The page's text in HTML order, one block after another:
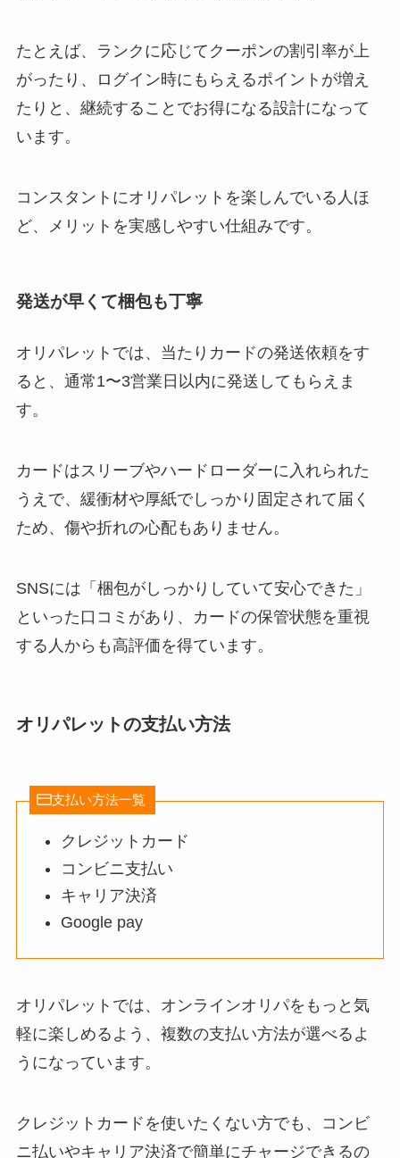
たとえば、ランクに応じてクーポンの割引率が上
がったり、ログイン時にもらえるポイントが増え
たりと、継続することでお得になる設計になって
います。
コンスタントにオリパレットを楽しんでいる人ほ
ど、メリットを実感しやすい仕組みです。
発送が早くて梱包も丁寧
オリパレットでは、当たりカードの発送依頼をす
ると、通常1〜3営業日以内に発送してもらえま
す。
カードはスリーブやハードローダーに入れられた
うえで、緩衝材や厚紙でしっかり固定されて届く
ため、傷や折れの心配もありません。
SNSには「梱包がしっかりしていて安心できた」
といった口コミがあり、カードの保管状態を重視
する人からも高評価を得ています。
オリパレットの支払い方法
支払い方法一覧
クレジットカード
コンビニ支払い
キャリア決済
Google pay
オリパレットでは、オンラインオリパをもっと気
軽に楽しめるよう、複数の支払い方法が選べるよ
うになっています。
クレジットカードを使いたくない方でも、コンビ
ニ払いやキャリア決済で簡単にチャージできるの